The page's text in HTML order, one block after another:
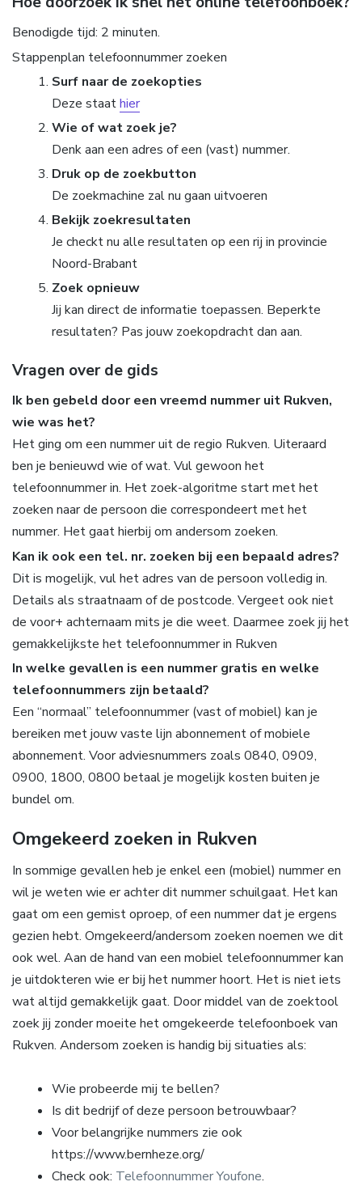
Benodigde tijd: 2 minuten.
Stappenplan telefoonnummer zoeken
Surf naar de zoekopties
Deze staathier
Wie of wat zoek je?
Denk aan een adres of een (vast) nummer.
Druk op de zoekbutton
De zoekmachine zal nu gaan uitvoeren
Bekijk zoekresultaten
Je checkt nu alle resultaten op een rij in provincie
Noord-Brabant
Zoek opnieuw
Jij kan direct de informatie toepassen. Beperkte
resultaten? Pas jouw zoekopdracht dan aan.
Vragen over de gids
Ik ben gebeld door een vreemd nummer uit Rukven,
wie was het?
Het ging om een nummer uit de regio Rukven. Uiteraard
ben je benieuwd wie of wat. Vul gewoon het
telefoonnummer in. Het zoek-algoritme start met het
zoeken naar de persoon die correspondeert met het
nummer. Het gaat hierbij om andersom zoeken.
Kan ik ook een tel. nr. zoeken bij een bepaald adres?
Dit is mogelijk, vul het adres van de persoon volledig in.
Details als straatnaam of de postcode. Vergeet ook niet
de voor+ achternaam mits je die weet. Daarmee zoek jij het
gemakkelijkste het telefoonnummer in Rukven
In welke gevallen is een nummer gratis en welke
telefoonnummers zijn betaald?
Een “normaal” telefoonnummer (vast of mobiel) kan je
bereiken met jouw vaste lijn abonnement of mobiele
abonnement. Voor adviesnummers zoals 0840, 0909,
0900, 1800, 0800 betaal je mogelijk kosten buiten je
bundel om.
Omgekeerd zoeken in Rukven
In sommige gevallen heb je enkel een (mobiel) nummer en
wil je weten wie er achter dit nummer schuilgaat. Het kan
gaat om een gemist oproep, of een nummer dat je ergens
gezien hebt. Omgekeerd/andersom zoeken noemen we dit
ook wel. Aan de hand van een mobiel telefoonnummer kan
je uitdokteren wie er bij het nummer hoort. Het is niet iets
wat altijd gemakkelijk gaat. Door middel van de zoektool
zoek jij zonder moeite het omgekeerde telefoonboek van
Rukven. Andersom zoeken is handig bij situaties als:
Wie probeerde mij te bellen?
Is dit bedrijf of deze persoon betrouwbaar?
Voor belangrijke nummers zie ook
https://www.bernheze.org/
Check ook: Telefoonnummer Youfone.